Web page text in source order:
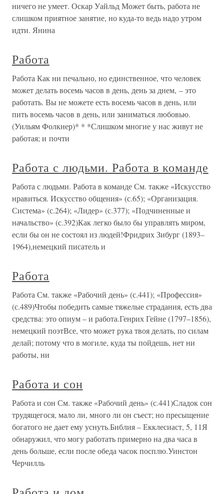
ничего не умеет. Оскар Уайльд Может быть, работа не
слишком приятное занятие, но куда-то ведь надо утром
идти. Янина
Работа
Работа Как ни печально, но единственное, что человек
может делать восемь часов в день, день за днем, – это
работать. Вы не можете есть восемь часов в день, или
пить восемь часов в день, или заниматься любовью.
(Уильям Фолкнер)* * *Слишком многие у нас живут не
работая; и почти
Работа с людьми. Работа в команде
Работа с людьми. Работа в команде См. также «Искусство
нравиться. Искусство общения» (с.65); «Организация.
Система» (с.264); «Лидер» (с.377); «Подчиненные и
начальство» (с.392)Как легко было бы управлять миром,
если бы он не состоял из людей!Фридрих Зибург (1893–
1964),немецкий писатель и
Работа
Работа См. также «Рабочий день» (с.441); «Профессия»
(с.489)Чтобы победить самые тяжелые страдания, есть два
средства: это опиум – и работа.Генрих Гейне (1797–1856),
немецкий поэтВсе, что может рука твоя делать, по силам
делай; потому что в могиле, куда ты пойдешь, нет ни
работы, ни
Работа и сон
Работа и сон См. также «Рабочий день» (с.441)Сладок сон
трудящегося, мало ли, много ли он съест; но пресыщение
богатого не дает ему уснуть.Библия – Екклесиаст, 5, 11Я
обнаружил, что могу работать примерно на два часа в
день больше, если после обеда часок посплю.Уинстон
Черчилль